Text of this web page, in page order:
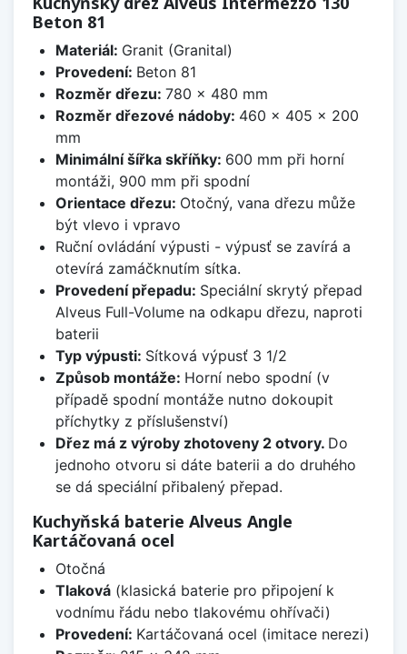
Beton 81
Materiál: Granit (Granital)
Provedení: Beton 81
Rozměr dřezu: 780 x 480 mm
Rozměr dřezové nádoby: 460 x 405 x 200
mm
Minimální šířka skříňky: 600 mm při horní
montáži, 900 mm při spodní
Orientace dřezu: Otočný, vana dřezu může
být vlevo i vpravo
Ruční ovládání výpusti - výpusť se zavírá a
otevírá zamáčknutím sítka.
Provedení přepadu: Speciální skrytý přepad
Alveus Full-Volume na odkapu dřezu, naproti
baterii
Typ výpusti: Sítková výpusť 3 1/2
Způsob montáže: Horní nebo spodní (v
případě spodní montáže nutno dokoupit
příchytky z příslušenství)
Dřez má z výroby zhotoveny 2 otvory. Do
jednoho otvoru si dáte baterii a do druhého
se dá speciální přibalený přepad.
Kuchyňská baterie Alveus Angle
Kartáčovaná ocel
Otočná
Tlaková(klasická baterie pro připojení k
vodnímu řádu nebo tlakovému ohřívači)
Provedení: Kartáčovaná ocel (imitace nerezi)